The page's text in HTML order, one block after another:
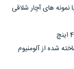
نمونه های آچار شلاقی
شده از آلومنیوم